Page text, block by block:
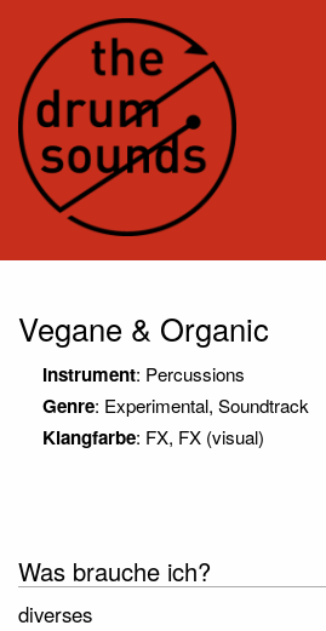
Vegane & Organic
Instrument: Percussions
Genre: Experimental, Soundtrack
Klangfarbe: FX, FX (visual)
Was brauche ich?
diverses